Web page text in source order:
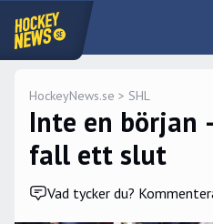
HockeyNews.se > SHL
Inte en början
fall ett slut
Vad tycker du?